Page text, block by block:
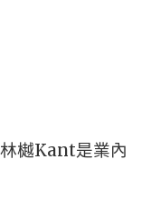
樾Kant是業內